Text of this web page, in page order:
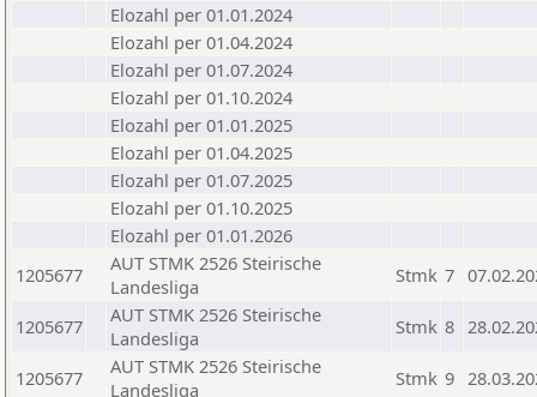
Elozahl per 01.01.2024
Elozahl per 01.04.2024
Elozahl per 01.07.2024
Elozahl per 01.10.2024
Elozahl per 01.01.2025
Elozahl per 01.04.2025
Elozahl per 01.07.2025
Elozahl per 01.10.2025
Elozahl per 01.01.2026
1205677
AUT STMK 2526 Steirische
Landesliga
Stmk 7
1205677
AUT STMK 2526 Steirische
Landesliga
Stmk 8
1205677
AUT STMK 2526 Steirische
Landesliga
Stmk 9